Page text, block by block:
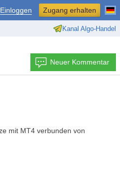
Kanal Algo-Handel
Einloggen Zugang erhalten
Neuer Kommentar
mit MT4 verbunden von